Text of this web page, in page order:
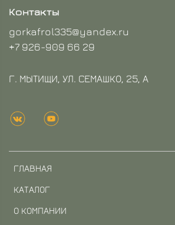
ГЛАВНАЯ
КАТАЛОГ
О КОМПАНИИ
Контакты
gorkafrol335@yandex.ru
+7 926-909 66 29
Г. МЫТИЩИ, УЛ. СЕМАШКО, 25, А